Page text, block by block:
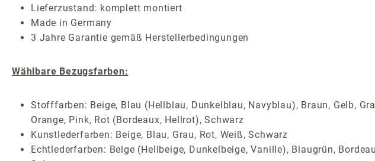
Lieferzustand: komplett montiert
Made in Germany
3 Jahre Garantie gemäß Herstellerbedingungen
Wählbare Bezugsfarben:
Stofffarben: Beige, Blau (Hellblau, Dunkelblau, Navyblau), Braun, Gelb,
Orange, Pink, Rot (Bordeaux, Hellrot), Schwarz
Kunstlederfarben: Beige, Blau, Grau, Rot, Weiß, Schwarz
Echtlederfarben: Beige (Hellbeige, Dunkelbeige, Vanille), Blaugrün,